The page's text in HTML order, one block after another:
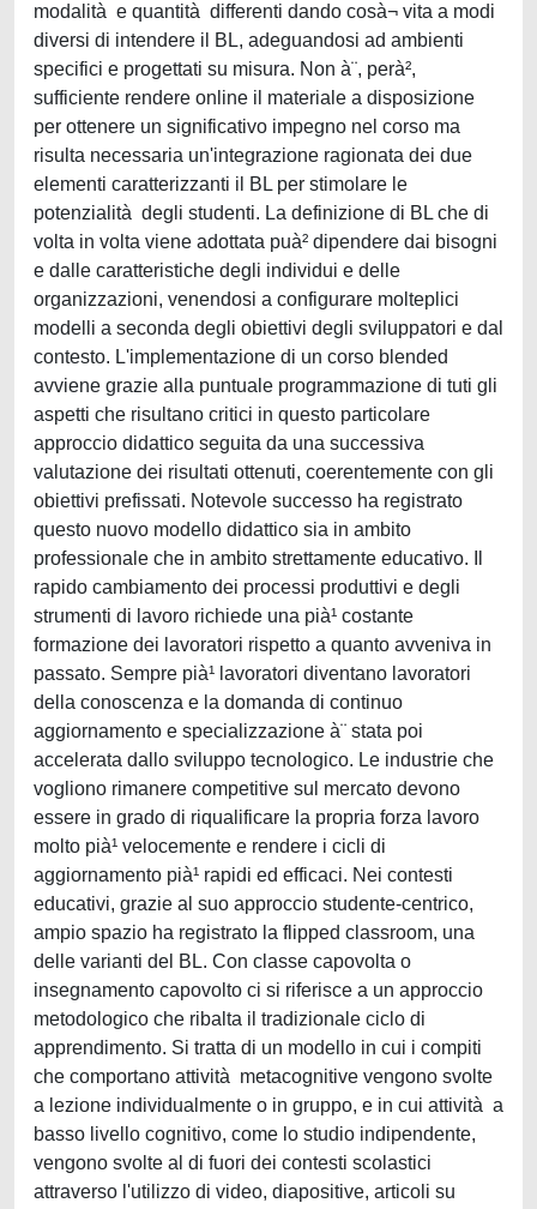
modalità e quantità differenti dando cosà¬ vita a modi
diversi di intendere il BL, adeguandosi ad ambienti
specifici e progettati su misura. Non à¨, perà²,
sufficiente rendere online il materiale a disposizione
per ottenere un significativo impegno nel corso ma
risulta necessaria un'integrazione ragionata dei due
elementi caratterizzanti il BL per stimolare le
potenzialità degli studenti. La definizione di BL che di
volta in volta viene adottata puà² dipendere dai bisogni
e dalle caratteristiche degli individui e delle
organizzazioni, venendosi a configurare molteplici
modelli a seconda degli obiettivi degli sviluppatori e dal
contesto. L'implementazione di un corso blended
avviene grazie alla puntuale programmazione di tuti gli
aspetti che risultano critici in questo particolare
approccio didattico seguita da una successiva
valutazione dei risultati ottenuti, coerentemente con gli
obiettivi prefissati. Notevole successo ha registrato
questo nuovo modello didattico sia in ambito
professionale che in ambito strettamente educativo. Il
rapido cambiamento dei processi produttivi e degli
strumenti di lavoro richiede una pià¹ costante
formazione dei lavoratori rispetto a quanto avveniva in
passato. Sempre pià¹ lavoratori diventano lavoratori
della conoscenza e la domanda di continuo
aggiornamento e specializzazione à¨ stata poi
accelerata dallo sviluppo tecnologico. Le industrie che
vogliono rimanere competitive sul mercato devono
essere in grado di riqualificare la propria forza lavoro
molto pià¹ velocemente e rendere i cicli di
aggiornamento pià¹ rapidi ed efficaci. Nei contesti
educativi, grazie al suo approccio studente-centrico,
ampio spazio ha registrato la flipped classroom, una
delle varianti del BL. Con classe capovolta o
insegnamento capovolto ci si riferisce a un approccio
metodologico che ribalta il tradizionale ciclo di
apprendimento. Si tratta di un modello in cui i compiti
che comportano attività metacognitive vengono svolte
a lezione individualmente o in gruppo, e in cui attività a
basso livello cognitivo, come lo studio indipendente,
vengono svolte al di fuori dei contesti scolastici
attraverso l'utilizzo di video, diapositive, articoli su